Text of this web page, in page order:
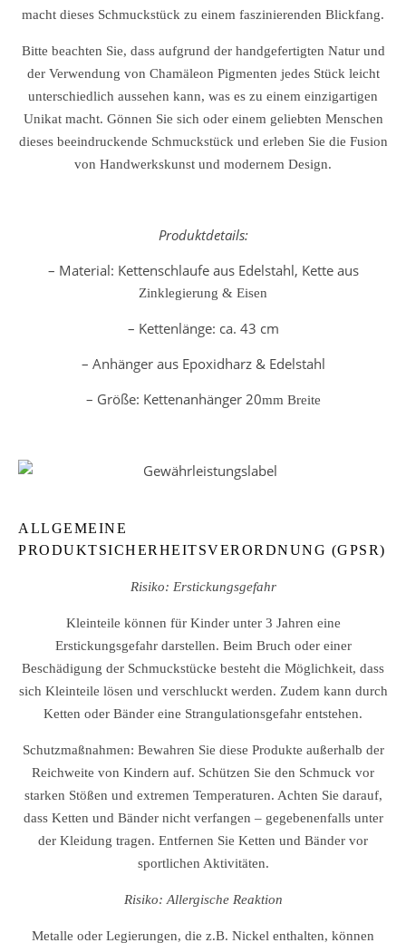
macht dieses Schmuckstück zu einem faszinierenden Blickfang.
Bitte beachten Sie, dass aufgrund der handgefertigten Natur und
der Verwendung von Chamäleon Pigmenten jedes Stück leicht
unterschiedlich aussehen kann, was es zu einem einzigartigen
Unikat macht. Gönnen Sie sich oder einem geliebten Menschen
dieses beeindruckende Schmuckstück und erleben Sie die Fusion
von Handwerkskunst und modernem Design.
Produktdetails:
– Material: Kettenschlaufe aus Edelstahl, Kette aus
Zinklegierung & Eisen
– Kettenlänge: ca. 43 cm
– Anhänger aus Epoxidharz & Edelstahl
– Größe: Kettenanhänger 20mm Breite
ALLGEMEINE
PRODUKTSICHERHEITSVERORDNUNG (GPSR)
Risiko: Erstickungsgefahr
Kleinteile können für Kinder unter 3 Jahren eine
Erstickungsgefahr darstellen. Beim Bruch oder einer
Beschädigung der Schmuckstücke besteht die Möglichkeit, dass
sich Kleinteile lösen und verschluckt werden. Zudem kann durch
Ketten oder Bänder eine Strangulationsgefahr entstehen.
Schutzmaßnahmen: Bewahren Sie diese Produkte außerhalb der
Reichweite von Kindern auf. Schützen Sie den Schmuck vor
starken Stößen und extremen Temperaturen. Achten Sie darauf,
dass Ketten und Bänder nicht verfangen – gegebenenfalls unter
der Kleidung tragen. Entfernen Sie Ketten und Bänder vor
sportlichen Aktivitäten.
Risiko: Allergische Reaktion
Metalle oder Legierungen, die z.B. Nickel enthalten, können